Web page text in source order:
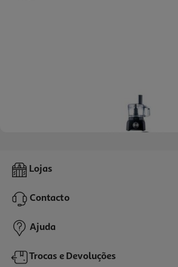
Robot De Cozinha Qilive Q.5681 6 Funções 2.1l
37,99 €
Lojas
Contacto
Ajuda
Trocas e Devoluções